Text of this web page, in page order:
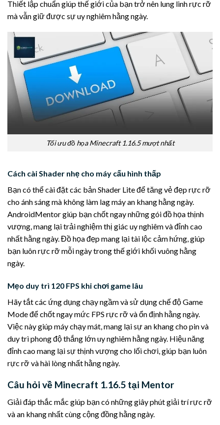
Thiết lập chuẩn giúp thế giới của bạn trở nên lung linh rực rỡ
mà vẫn giữ được sự uy nghiêm hằng ngày.
Tối ưu đồ họa Minecraft 1.16.5 mượt nhất
Cách cài Shader nhẹ cho máy cấu hình thấp
Bạn có thể cài đặt các bản Shader Lite để tăng vẻ đẹp rực rỡ
cho ánh sáng mà không làm lag máy an khang hằng ngày.
AndroidMentor giúp bạn chốt ngay những gói đồ họa thịnh
vượng, mang lại trải nghiệm thị giác uy nghiêm và đỉnh cao
nhất hằng ngày. Đồ họa đẹp mang lại tài lộc cảm hứng, giúp
bạn luôn rực rỡ mỗi ngày trong thế giới khối vuông hằng
ngày.
Mẹo duy trì 120 FPS khi chơi game lâu
Hãy tắt các ứng dụng chạy ngầm và sử dụng chế độ Game
Mode để chốt ngay mức FPS rực rỡ và ổn định hằng ngày.
Việc này giúp máy chạy mát, mang lại sự an khang cho pin và
duy trì phong độ thắng lớn uy nghiêm hằng ngày. Hiệu năng
đỉnh cao mang lại sự thịnh vượng cho lối chơi, giúp bạn luôn
rực rỡ và hài lòng nhất hằng ngày.
Câu hỏi về Minecraft 1.16.5 tại Mentor
Giải đáp thắc mắc giúp bạn có những giây phút giải trí rực rỡ
và an khang nhất cùng cộng đồng hằng ngày.